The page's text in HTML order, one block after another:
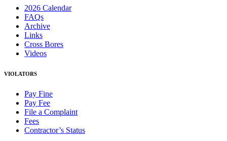
2026 Calendar
FAQs
Archive
Links
Cross Bores
Videos
VIOLATORS
Pay Fine
Pay Fee
File a Complaint
Fees
Contractor’s Status